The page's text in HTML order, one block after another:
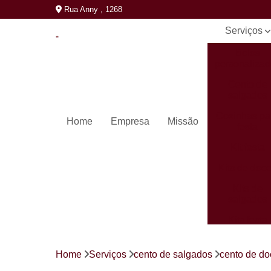
Rua Anny , 1268
Home Empresa Missão
Serviços
Mini
Home Serviços cento de salgados cento de